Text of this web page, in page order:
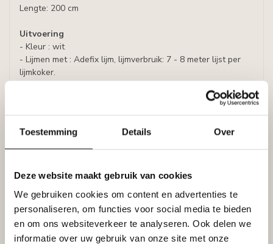
Toestemming Details Over
Deze website maakt gebruik van cookies
We gebruiken cookies om content en advertenties te
personaliseren, om functies voor social media te bieden
en om ons websiteverkeer te analyseren. Ook delen we
informatie over uw gebruik van onze site met onze
Lengte: 200 cm
Uitvoering
- Kleur : wit
- Lijmen met : Adefix lijm, lijmverbruik: 7 - 8 meter lijst per
lijmkoker.
overschilderbaar met alle verven op waterbasis, zoals
Prijs per plint (= 2 meter)
een interieur, zelfs in drukke woon- en werkruimtes.
De MD237 heeft al een grondlaag en is schilderklaar voor
een laatste verflaag die past bij of contrasteert met de
achterliggende muur. Hoge densiteit polystyreen is sterk en
stootvast en dus een erg geschikt en functioneel materiaal